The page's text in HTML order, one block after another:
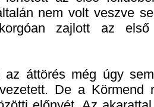
nem volt veszve
zajlott az
az áttörés még úgy
De a Körmend